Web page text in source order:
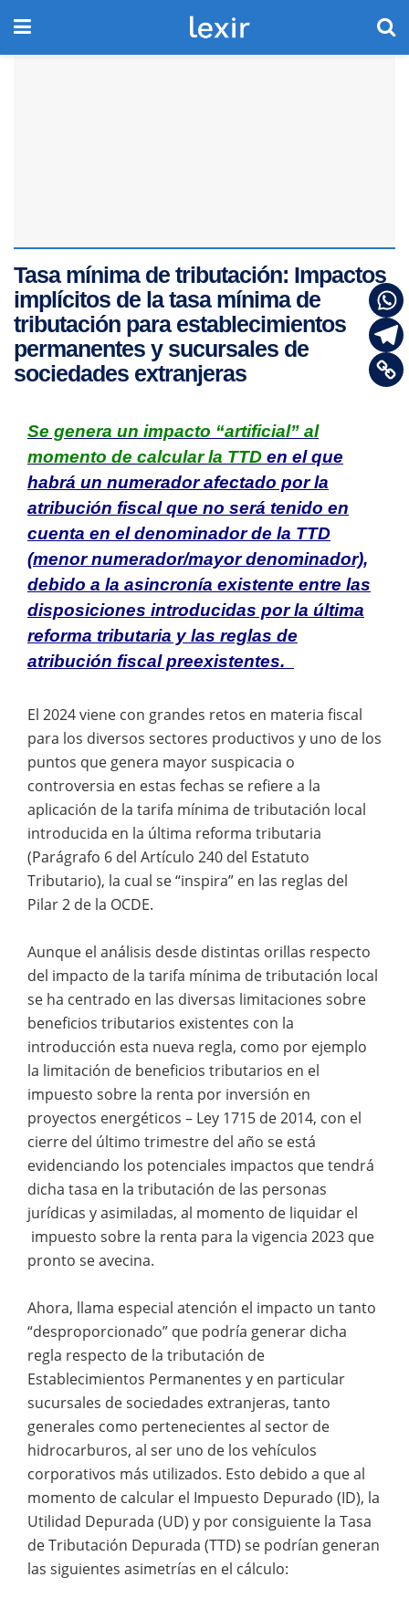
Tasa mínima de tributación: Impactos
implícitos de la tasa mínima de
tributación para establecimientos
permanentes y sucursales de
sociedades extranjeras
Se genera un impacto “artificial” al
momento de calcular la TTD en el que
habrá un numerador afectado por la
atribución fiscal que no será tenido en
cuenta en el denominador de la TTD
(menor numerador/mayor denominador),
debido a la asincronía existente entre las
disposiciones introducidas por la última
reforma tributaria y las reglas de
atribución fiscal preexistentes.
El 2024 viene con grandes retos en materia fiscal
para los diversos sectores productivos y uno de los
puntos que genera mayor suspicacia o
controversia en estas fechas se refiere a la
aplicación de la tarifa mínima de tributación local
introducida en la última reforma tributaria
(Parágrafo 6 del Artículo 240 del Estatuto
Tributario), la cual se “inspira” en las reglas del
Pilar 2 de la OCDE.
Aunque el análisis desde distintas orillas respecto
del impacto de la tarifa mínima de tributación local
se ha centrado en las diversas limitaciones sobre
beneficios tributarios existentes con la
introducción esta nueva regla, como por ejemplo
la limitación de beneficios tributarios en el
impuesto sobre la renta por inversión en
proyectos energéticos – Ley 1715 de 2014, con el
cierre del último trimestre del año se está
evidenciando los potenciales impactos que tendrá
dicha tasa en la tributación de las personas
jurídicas y asimiladas, al momento de liquidar el
impuesto sobre la renta para la vigencia 2023 que
pronto se avecina.
Ahora, llama especial atención el impacto un tanto
“desproporcionado” que podría generar dicha
regla respecto de la tributación de
Establecimientos Permanentes y en particular
sucursales de sociedades extranjeras, tanto
generales como pertenecientes al sector de
hidrocarburos, al ser uno de los vehículos
corporativos más utilizados. Esto debido a que al
momento de calcular el Impuesto Depurado (ID), la
Utilidad Depurada (UD) y por consiguiente la Tasa
de Tributación Depurada (TTD) se podrían generan
las siguientes asimetrías en el cálculo: